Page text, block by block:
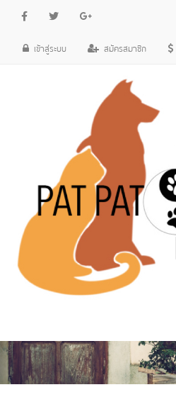
เข้าสู่ระบบ สมัครสมาชิก